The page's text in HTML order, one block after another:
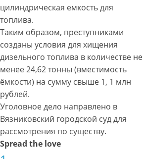
цилиндрическая емкость для
топлива.
Таким образом, преступниками
созданы условия для хищения
дизельного топлива в количестве не
менее 24,62 тонны (вместимость
ёмкости) на сумму свыше 1, 1 млн
рублей.
Уголовное дело направлено в
Вязниковский городской суд для
рассмотрения по существу.
Spread the love